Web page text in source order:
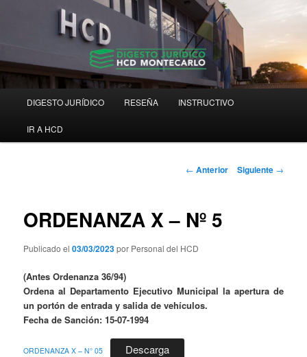
Digesto HCD Montecarlo
Digesto Jurídico Consolidado
principal
DIGESTO JURÍDICO RESEÑA INSTRUCTIVO
IR A HCD
Navegación
← Anterior Siguiente →
ORDENANZA X – Nº 5
Publicado el03/03/2023por Personal del HCD
(Antes Ordenanza 36/94)
Ordena al Departamento Ejecutivo Municipal la apertura de
un portón de entrada y salida de vehículos.
Fecha de Sanción: 15-07-1994
ORDENANZA X – N° 05 Descarga